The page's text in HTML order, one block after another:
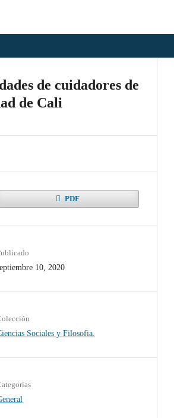
de cuidadores de
de Cali
PDF
10, 2020
Sociales y Filosofia.